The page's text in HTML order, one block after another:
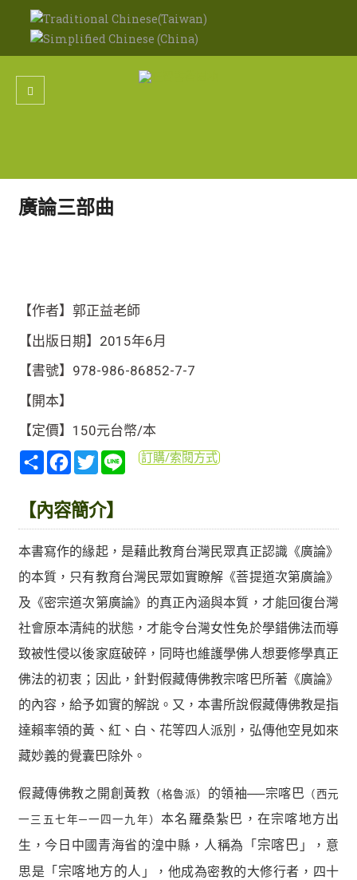
廣論三部曲
【作者】郭正益老師
【出版日期】2015年6月
【書號】978-986-86852-7-7
【開本】
【定價】150元台幣/本
分
享
Facebook
Twitter Line訂購/索閱方式
【內容簡介】
本書寫作的緣起，是藉此教育台灣民眾真正認識《廣論》
的本質，只有教育台灣民眾如實瞭解《菩提道次第廣論》
及《密宗道次第廣論》的真正內涵與本質，才能回復台灣
社會原本清純的狀態，才能令台灣女性免於學錯佛法而導
致被性侵以後家庭破碎，同時也維護學佛人想要修學真正
佛法的初衷；因此，針對假藏傳佛教宗喀巴所著《廣論》
的內容，給予如實的解說。又，本書所說假藏傳佛教是指
達賴率領的黃、紅、白、花等四人派別，弘傳他空見如來
藏妙義的覺囊巴除外。
假藏傳佛教之開創黃教 （格魯派） 的領袖──宗喀巴 （西元
一三五七年─一四一九年） 本名羅桑紮巴，在宗喀地方出
生，今日中國青海省的湟中縣，人稱為「 宗喀巴 」，意
思是「 宗喀地方的人 」，他成為密教的大修行者，四十